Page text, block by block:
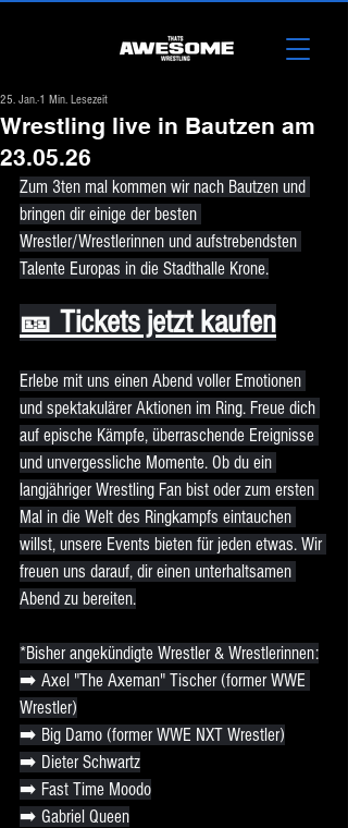
Wrestling live in Bautzen am
23.05.26
25. Jan. 1 Min. Lesezeit
Zum 3ten mal kommen wir nach Bautzen und
bringen dir einige der besten
Wrestler/Wrestlerinnen und aufstrebendsten
Talente Europas in die Stadthalle Krone.
🎫 Tickets jetzt kaufen
Erlebe mit uns einen Abend voller Emotionen
und spektakulärer Aktionen im Ring. Freue dich
auf epische Kämpfe, überraschende Ereignisse
und unvergessliche Momente. Ob du ein
langjähriger Wrestling Fan bist oder zum ersten
Mal in die Welt des Ringkampfs eintauchen
willst, unsere Events bieten für jeden etwas. Wir
freuen uns darauf, dir einen unterhaltsamen
Abend zu bereiten.
*Bisher angekündigte Wrestler & Wrestlerinnen:
➡️ Axel "The Axeman" Tischer (former WWE
Wrestler)
➡️ Big Damo (former WWE NXT Wrestler)
➡️ Dieter Schwartz
➡️ Fast Time Moodo
➡️ Gabriel Queen